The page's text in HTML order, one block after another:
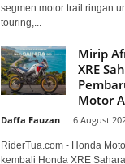
segmen motor trail ringan
touring,...
Mirip
XRE
Motor
Daffa Fauzan 6 August
RiderTua.com - Honda
kembali Honda XRE